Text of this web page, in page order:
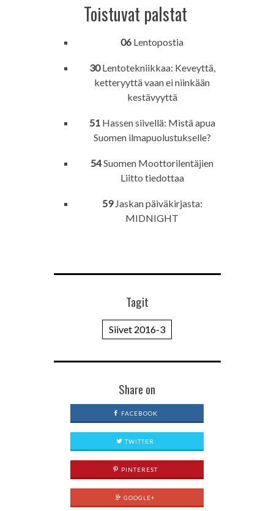
Toistuvat palstat
06 Lentopostia
30Lentotekniikkaa: Keveyttä,
ketteryyttä vaan ei niinkään
kestävyyttä
51 Hassen siivellä: Mistä apua
Suomen ilmapuolustukselle?
54Suomen Moottorilentäjien
Liitto tiedottaa
59 Jaskan päiväkirjasta:
MIDNIGHT
Tagit
Siivet 2016-3
Share on
FACEBOOK
TWITTER
PINTEREST
GOOGLE+